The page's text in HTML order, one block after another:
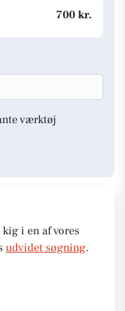
700 kr.
værktøj
i en af vores
udvidet søgning.